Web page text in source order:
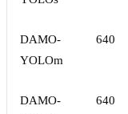
DAMO-
YOLOm
640
DAMO-
640